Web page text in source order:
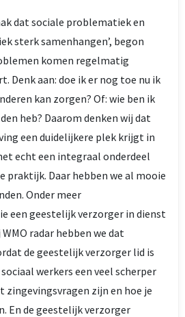
dat sociale problematiek en
sterk samenhangen’, begon
komen regelmatig
Denk aan: doe ik er nog toe nu ik
kan zorgen? Of: wie ben ik
heb? Daarom denken wij dat
een duidelijkere plek krijgt in
echt een integraal onderdeel
praktijk. Daar hebben we al mooie
Onder meer
een geestelijk verzorger in dienst
WMO radar hebben we dat
de geestelijk verzorger lid is
werkers een veel scherper
zingevingsvragen zijn en hoe je
En de geestelijk verzorger